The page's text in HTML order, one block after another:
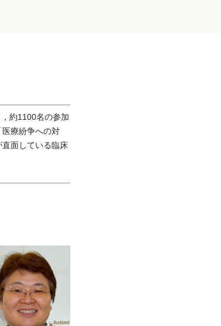
約1100名の参加
療紛争への対
面している臨床